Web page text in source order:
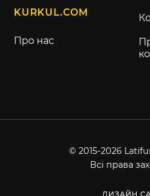
KURKUL.COM
Про нас
© 2015-2026
Всі права